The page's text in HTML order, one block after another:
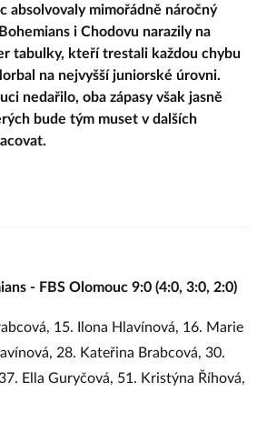
absolvovaly mimořádně náročný
i Chodovu narazily na
tabulky, kteří trestali každou chybu
na nejvyšší juniorské úrovni.
nedařilo, oba zápasy však jasně
bude tým muset v dalších
- FBS Olomouc 9:0 (4:0, 3:0, 2:0)
15. Ilona Hlavínová, 16. Marie
28. Kateřina Brabcová, 30.
Ella Guryčová, 51. Kristýna Říhová,